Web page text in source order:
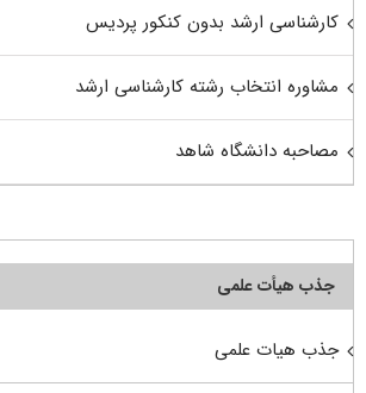
کارشناسی ارشد بدون کنکور پردیس
مشاوره انتخاب رشته کارشناسی ارشد
مصاحبه دانشگاه شاهد
جذب هیأت علمی
جذب هیات علمی